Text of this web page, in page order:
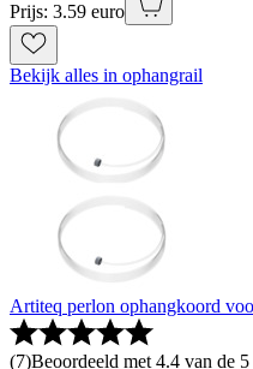
Prijs: 3.59 euro
Bekijk alles in ophangrail
Artiteq perlon ophangkoord
(7)Beoordeeld met 4.4 van de